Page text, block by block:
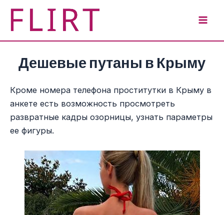
Перейти
содержимому
Дешевые путаны в Крыму
Кроме номера телефона проститутки в Крыму в
анкете есть возможность просмотреть
развратные кадры озорницы, узнать параметры
ее фигуры.